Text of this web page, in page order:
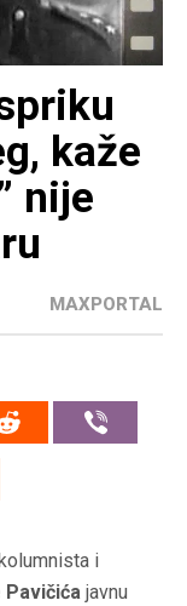
kaže
nije
MAXPORTAL
i
javnu